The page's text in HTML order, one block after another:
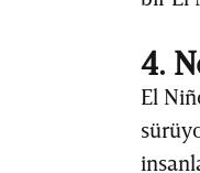
4.
El